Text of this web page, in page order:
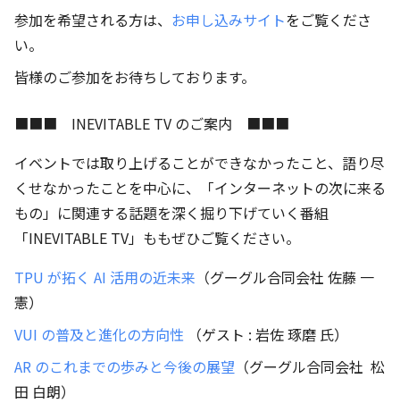
参加を希望される方は、 お申し込みサイトをご覧くださ
い。
皆様のご参加をお待ちしております。
■■■ INEVITABLE TV のご案内 ■■■
イベントでは取り上げることができなかったこと、語り尽
くせなかったことを中心に、「インターネットの次に来る
もの」に関連する話題を深く掘り下げていく番組
「INEVITABLE TV」ももぜひご覧ください。
TPU が拓く AI 活用の近未来 （グーグル合同会社 佐藤 一
憲）
VUI の普及と進化の方向性 （ゲスト : 岩佐 琢磨 氏）
AR のこれまでの歩みと今後の展望 （グーグル合同会社 松
田 白朗）